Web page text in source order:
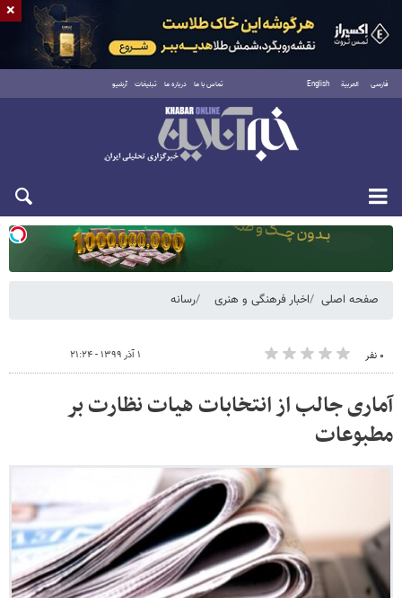
فارسی العربية English تماس با ما درباره ما تبلیغات آرشیو
یکشنبه ۱۸ مرداد ۱۴۰۵
صفحه اصلی اخبار فرهنگی و هنری رسانه
۰ نفر ۱ آذر ۱۳۹۹ - ۲۱:۲۴
آماری جالب از انتخابات هیات نظارت بر
مطبوعات
×